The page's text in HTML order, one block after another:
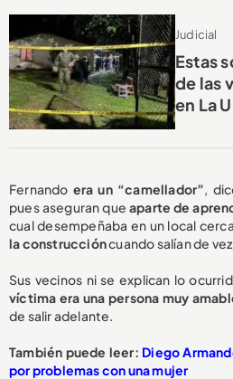
Judicial
Estas
de las
en La
Fernando era un “camellador”,
pues aseguran que aparte de
cual desempeñaba en un local
la construccióncuando salían de
Sus vecinos ni se explican lo
víctima era una persona muy
de salir adelante.
También puede leer: Diego
por problemas con una mujer